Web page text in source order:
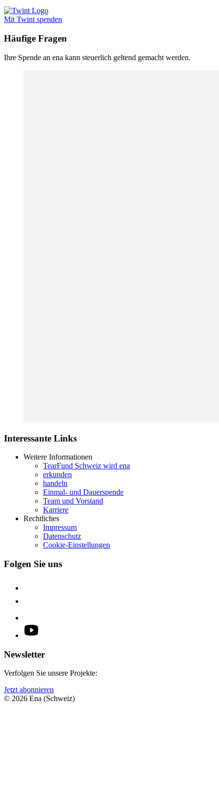
Mit Twint spenden
Häufige Fragen
Ihre Spende an ena kann steuerlich geltend gemacht werden.
Interessante Links
Weitere Informationen
TearFund Schweiz wird ena
erkunden
handeln
Einmal- und Dauerspende
Team und Vorstand
Karriere
Rechtliches
Impressum
Datenschutz
Cookie-Einstellungen
Folgen Sie uns
Newsletter
Verfolgen Sie unsere Projekte:
Jetzt abonnieren
© 2026 Ena (Schweiz)